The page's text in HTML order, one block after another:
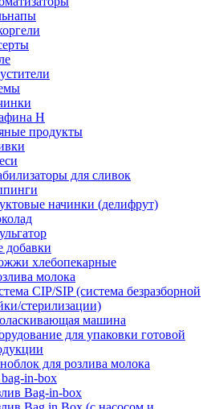
Н
продукты
для сливок
начинки (делифрут)
хлебопекарные
молока
CIP/SIP (система безразборной
стерилизации)
машина
для упаковки готовой
для розлива молока
in-box
Bag-in-box